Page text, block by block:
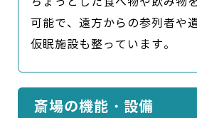
可能で、遠方からの参列者や
仮眠施設も整っています。
斎場の機能・設備